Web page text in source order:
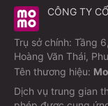
CÔNG TY
Trụ sở chính: Tầng
Hoàng Văn Thái,
Tên thương hiệu:
Dịch vụ trung gian